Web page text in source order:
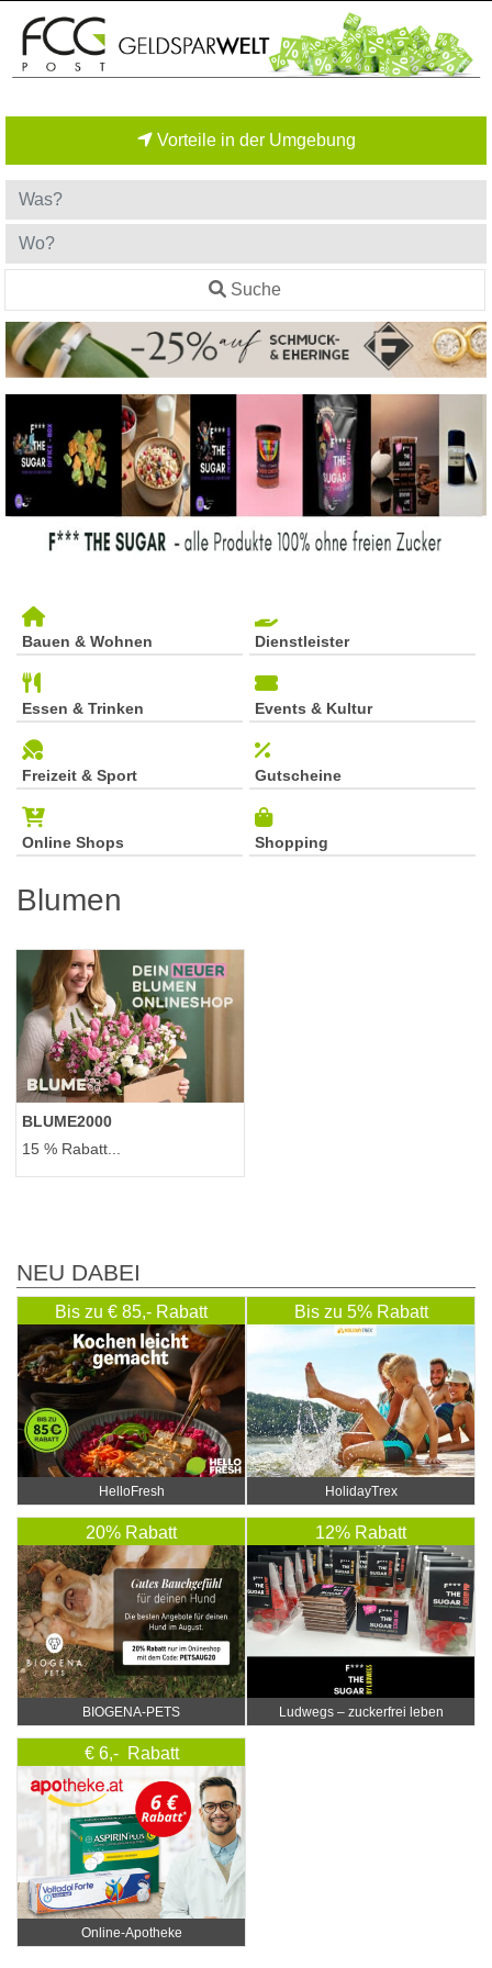
Vorteile in der Umgebung
Suche
Bauen & Wohnen Dienstleister
Essen & Trinken Events & Kultur
Freizeit & Sport Gutscheine
Online Shops Shopping
Blumen
BLUME2000
15 % Rabatt...
NEU DABEI
Bis zu € 85,- Rabatt
HelloFresh
Bis zu 5% Rabatt
HolidayTrex
20% Rabatt
BIOGENA-PETS
12% Rabatt
Ludwegs – zuckerfrei leben
€ 6,- Rabatt
Online‑Apotheke